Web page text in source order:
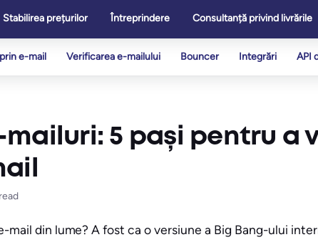
Stabilirea prețurilor Întreprindere Consultanță privind livrările
e-mail Verificarea e-mailului Bouncer Integrări API
5 pași pentru a
mail din lume? A fost ca o versiune a Big Bang-ului